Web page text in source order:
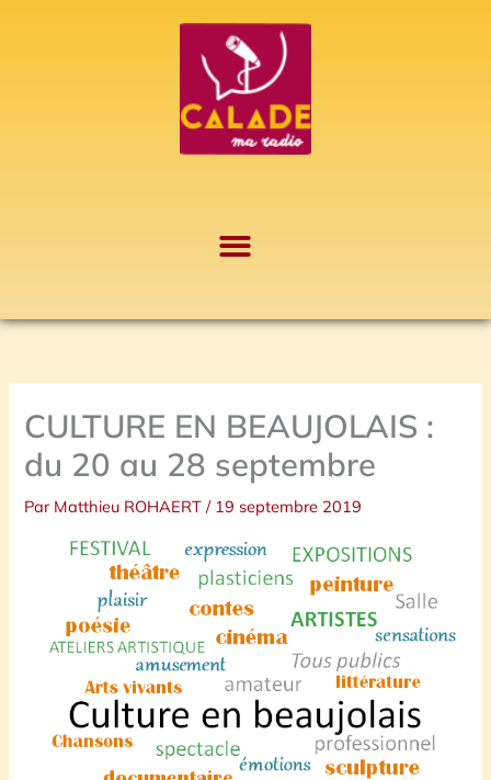
CULTURE EN BEAUJOLAIS :
du 20 au 28 septembre
Par Matthieu ROHAERT/ 19 septembre 2019